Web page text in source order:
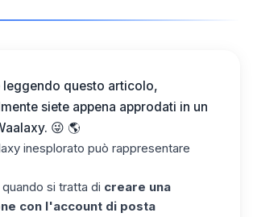
leggendo questo articolo,
siete appena approdati in un
. 😜 🌎
inesplorato può rappresentare
si tratta di creare una
con l'account di posta